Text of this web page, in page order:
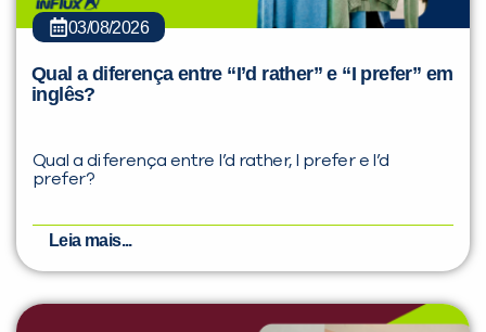
03/08/2026
Qual a diferença entre “I’d rather” e “I prefer” em
inglês?
Qual a diferença entre I’d rather, I prefer e I’d
prefer?
Leia mais...